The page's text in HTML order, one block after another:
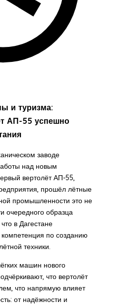
и туризма:
АП-55 успешно
заводе
над новым
вертолёт АП-55,
прошёл лётные
промышленности это не
очередного образца
в Дагестане
по созданию
техники.
машин нового
что вертолёт
что напрямую влияет
от надёжности и